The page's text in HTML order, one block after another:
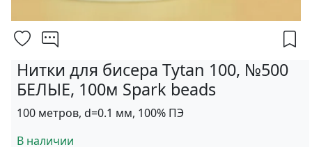
Нитки для бисера Tytan 100, №500
БЕЛЫЕ, 100м Spark beads
100 метров, d=0.1 мм, 100% ПЭ
В наличии